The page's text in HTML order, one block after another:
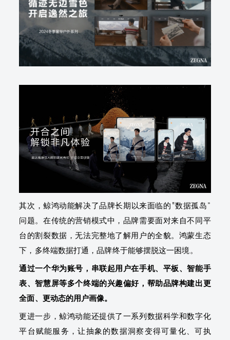
其次，鲸鸿动能解决了品牌长期以来面临的“数据孤岛”
问题。在传统的营销模式中，品牌需要面对来自不同平
台的割裂数据，无法完整地了解用户的全貌。鸿蒙生态
下，多终端数据打通，品牌终于能够摆脱这一困境。
通过一个华为账号，串联起用户在手机、平板、智能手
表、智慧屏等多个终端的兴趣偏好，帮助品牌构建出更
全面、更动态的用户画像。
更进一步，鲸鸿动能还提供了一系列数据科学和数字化
平台赋能服务，让抽象的数据洞察变得可量化、可执